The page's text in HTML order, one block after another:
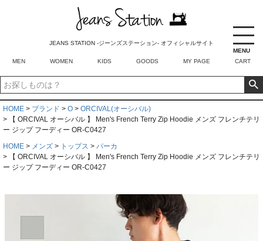
MENU
JEANS STATION -ジーンズステーション- オフィシャルサイト
MEN WOMEN KIDS GOODS MY PAGE CART
HOME ブランド O
ORCIVAL(オーシバル)
【 ORCIVAL オーシバル 】 Men's French Terry Zip Hoodie メンズ フレンチテリ
ー ジップ フーディー OR-C0427
HOME
メンズ トップス
パーカ
【 ORCIVAL オーシバル 】 Men's French Terry Zip Hoodie メンズ フレンチテリ
ー ジップ フーディー OR-C0427